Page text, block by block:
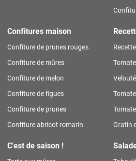
Confitures maison
Confiture de prunes rouges
Confiture de mûres
Confiture de melon
Confiture de figues
Confiture de prunes
Confiture abricot romarin
Gratin
C'est de saison !